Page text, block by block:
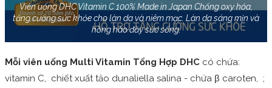
Viên uống DHC Vitamin C 100% Made in Japan Chống oxy hóa,
tăng cường sức khỏe cho làn da và niêm mạc. Làn da sáng mịn và
hồng hào đầy sức sống.
Mỗi viên uống Multi Vitamin Tổng Hợp DHC có chứa:
vitamin C, chiết xuất tảo dunaliella salina - chứa β caroten, ;